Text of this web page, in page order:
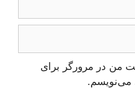
من در مرورگر برای
می‌نویسم.